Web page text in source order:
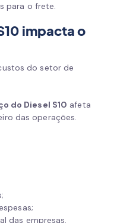
para o frete.
impacta o
do setor de
do Diesel S10 afeta
das operações.
das empresas.